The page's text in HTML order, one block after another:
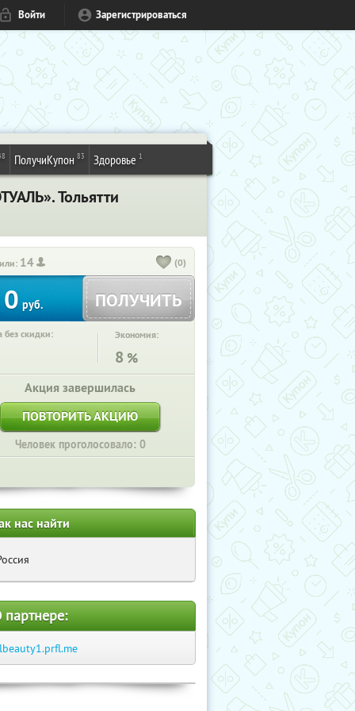
Войти Зарегистрироваться
ПолучиКупон 83 Здоровье 1
Тольятти
14 (0)
0 руб. ПОЛУЧИТЬ
без скидки: Экономия:
8 %
Акция завершилась
ПОВТОРИТЬ АКЦИЮ
Человек проголосовало: 0
нас найти
партнере: